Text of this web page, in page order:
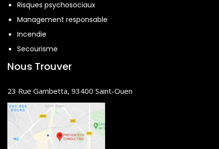
Risques psychosociaux
Management responsable
Incendie
Secourisme
Nous Trouver
23 Rue Gambetta, 93400 Saint-Ouen